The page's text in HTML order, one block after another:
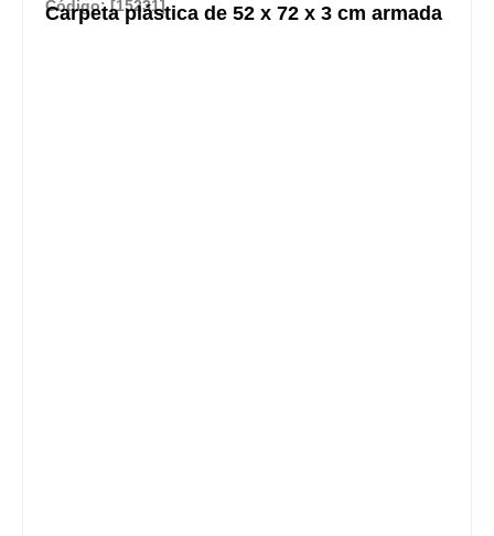
Código: [15231]
Carpeta plástica de 52 x 72 x 3 cm armada